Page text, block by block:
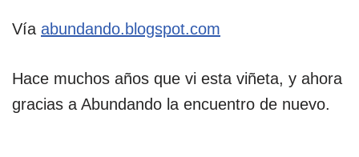
Vía abundando.blogspot.com
Hace muchos años que vi esta viñeta, y ahora
gracias a Abundando la encuentro de nuevo.